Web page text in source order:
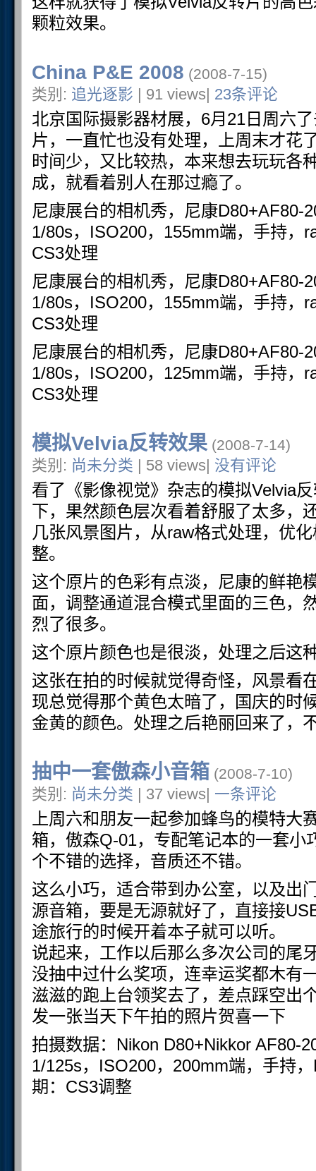
颗粒效果。
China P&E 2008 (2008-7-15)
类别: 追光逐影 | 91 views| 23条评论
北京国际摄影器材展，6月21日周六
片，一直忙也没有处理，上周末才花
时间少，又比较热，本来想去玩玩各
成，就看着别人在那过瘾了。
尼康展台的相机秀，尼康D80+AF80-
1/80s，ISO200，155mm端，手持，
CS3处理
尼康展台的相机秀，尼康D80+AF80-
1/80s，ISO200，155mm端，手持，
CS3处理
尼康展台的相机秀，尼康D80+AF80-
1/80s，ISO200，125mm端，手持，
CS3处理
模拟Velvia反转效果(2008-7-14)
类别: 尚未分类 | 58 views| 没有评论
看了《影像视觉》杂志的模拟Velvia
下，果然颜色层次看着舒服了太多，
几张风景图片，从raw格式处理，优
整。
这个原片的色彩有点淡，尼康的鲜艳
面，调整通道混合模式里面的三色，
烈了很多。
这个原片颜色也是很淡，处理之后这
这张在拍的时候就觉得奇怪，风景看
现总觉得那个黄色太暗了，国庆的时
金黄的颜色。处理之后艳丽回来了，
抽中一套傲森小音箱 (2008-7-10)
类别: 尚未分类 | 37 views| 一条评论
上周六和朋友一起参加蜂鸟的模特大
箱，傲森Q-01，专配笔记本的一套小
个不错的选择，音质还不错。
这么小巧，适合带到办公室，以及出
源音箱，要是无源就好了，直接接
途旅行的时候开着本子就可以听。
说起来，工作以后那么多次公司的尾
没抽中过什么奖项，连幸运奖都木有
滋滋的跑上台领奖去了，差点踩空出
发一张当天下午拍的照片贺喜一下
拍摄数据：Nikon D80+Nikkor AF80-
1/125s，ISO200，200mm端，手持
期：CS3调整